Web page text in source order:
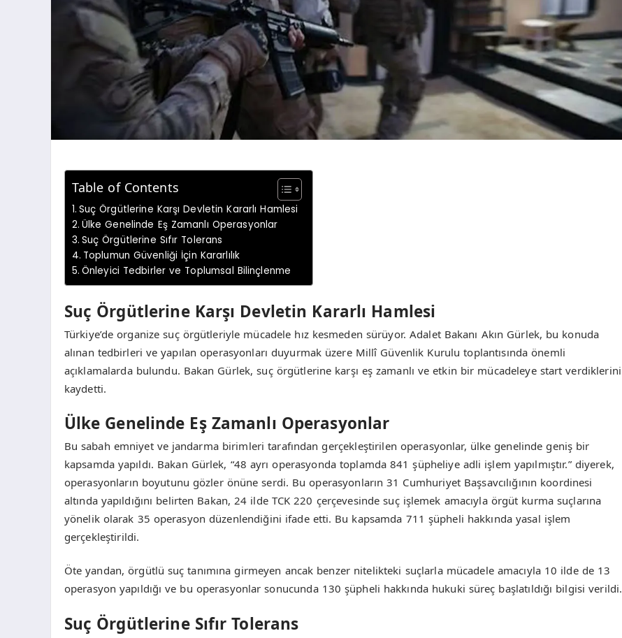
Table of Contents
Suç Örgütlerine Karşı Devletin Kararlı Hamlesi
Ülke Genelinde Eş Zamanlı Operasyonlar
Suç Örgütlerine Sıfır Tolerans
Toplumun Güvenliği İçin Kararlılık
Önleyici Tedbirler ve Toplumsal Bilinçlenme
Suç Örgütlerine Karşı Devletin Kararlı Hamlesi
Türkiye’de organize suç örgütleriyle mücadele hız kesmeden sürüyor. Adalet Bakanı Akın Gürlek, bu konuda
alınan tedbirleri ve yapılan operasyonları duyurmak üzere Millî Güvenlik Kurulu toplantısında önemli
açıklamalarda bulundu. Bakan Gürlek, suç örgütlerine karşı eş zamanlı ve etkin bir mücadeleye start verdiklerini
kaydetti.
Ülke Genelinde Eş Zamanlı Operasyonlar
Bu sabah emniyet ve jandarma birimleri tarafından gerçekleştirilen operasyonlar, ülke genelinde geniş bir
kapsamda yapıldı. Bakan Gürlek, “48 ayrı operasyonda toplamda 841 şüpheliye adli işlem yapılmıştır.” diyerek,
operasyonların boyutunu gözler önüne serdi. Bu operasyonların 31 Cumhuriyet Başsavcılığının koordinesi
altında yapıldığını belirten Bakan, 24 ilde TCK 220 çerçevesinde suç işlemek amacıyla örgüt kurma suçlarına
yönelik olarak 35 operasyon düzenlendiğini ifade etti. Bu kapsamda 711 şüpheli hakkında yasal işlem
gerçekleştirildi.
Öte yandan, örgütlü suç tanımına girmeyen ancak benzer nitelikteki suçlarla mücadele amacıyla 10 ilde de 13
operasyon yapıldığı ve bu operasyonlar sonucunda 130 şüpheli hakkında hukuki süreç başlatıldığı bilgisi verildi.
Suç Örgütlerine Sıfır Tolerans